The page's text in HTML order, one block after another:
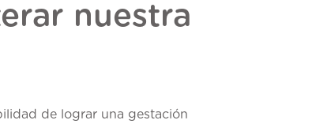
nuestra
de lograr una gestación